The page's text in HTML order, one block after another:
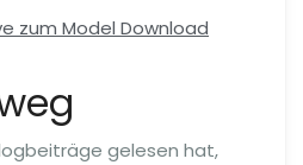
zum Model Download
gelesen hat,